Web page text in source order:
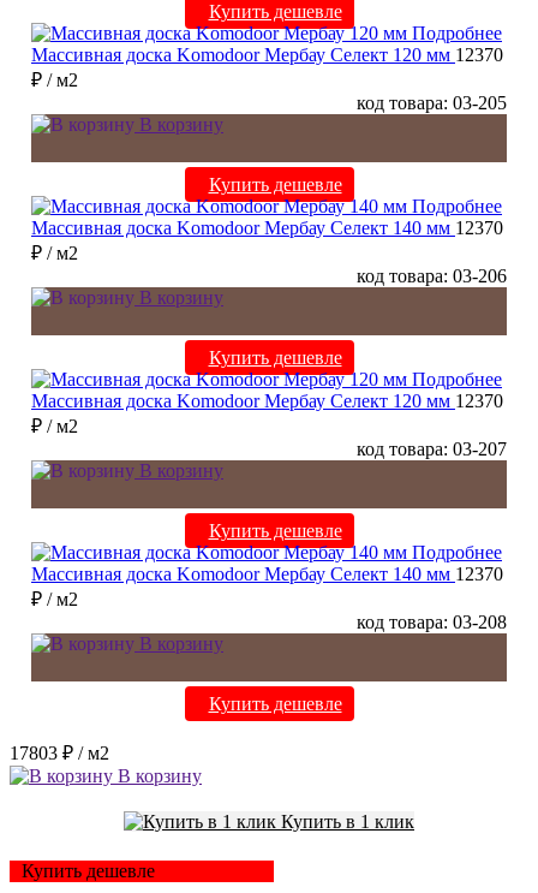
Купить дешевле
Подробнее
Массивная доска Komodoor Мербау Селект 120 мм 12370
₽ / м2
код товара: 03-205
В корзину
Купить дешевле
Подробнее
Массивная доска Komodoor Мербау Селект 140 мм 12370
₽ / м2
код товара: 03-206
В корзину
Купить дешевле
Подробнее
Массивная доска Komodoor Мербау Селект 120 мм 12370
₽ / м2
код товара: 03-207
В корзину
Купить дешевле
Подробнее
Массивная доска Komodoor Мербау Селект 140 мм 12370
₽ / м2
код товара: 03-208
В корзину
Купить дешевле
17803 ₽ / м2
В корзину
Купить в 1 клик
Купить дешевле